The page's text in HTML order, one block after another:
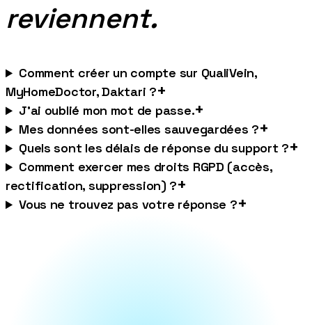
reviennent.
Comment créer un compte sur QualiVein,
MyHomeDoctor, Daktari ?+
J'ai oublié mon mot de passe.+
Mes données sont-elles sauvegardées ?+
Quels sont les délais de réponse du support ?+
Comment exercer mes droits RGPD (accès,
rectification, suppression) ?+
Vous ne trouvez pas votre réponse ?+